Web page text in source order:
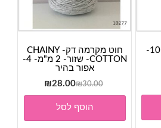
מלגה- Malaga- גוון 101-
חוט מקרמה דק- CHAINY
COTTON- שזור- 2 מ"מ- 4-
אפור בהיר
₪30.00
המחיר
המקורי
היה:
₪30.00.
₪28.00
הנוכחי
₪28.00.
הוסף לסל